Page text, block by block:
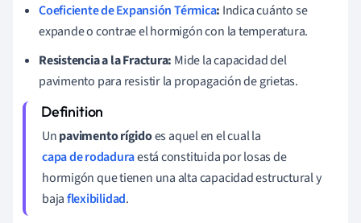
Coeficiente de Expansión Térmica: Indica cuánto se
expande o contrae el hormigón con la temperatura.
Resistencia a la Fractura: Mide la capacidad del
pavimento para resistir la propagación de grietas.
Unpavimento rígidoes aquel en el cual la
capa de rodaduraestá constituida por losas de
hormigón que tienen una alta capacidad estructural y
bajaflexibilidad.